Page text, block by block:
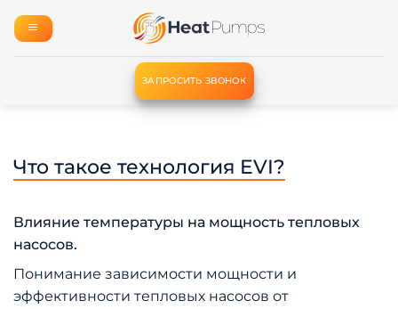
content
ЗАПРОСИТЬ ЗВОНОК
Что такое технология EVI?
Влияние температуры на мощность тепловых
насосов.
Понимание зависимости мощности и
эффективности тепловых насосов от